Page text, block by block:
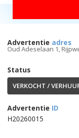
Advertentie adres
Oud Adeselaan 1,
Status
VERKOCHT /
Advertentie ID
H20260015